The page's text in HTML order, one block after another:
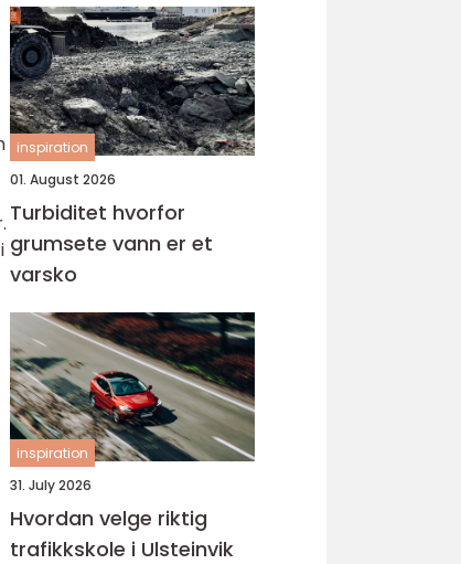
inspiration
01. August 2026
Turbiditet hvorfor
grumsete vann er et
varsko
inspiration
31. July 2026
Hvordan velge riktig
trafikkskole i Ulsteinvik